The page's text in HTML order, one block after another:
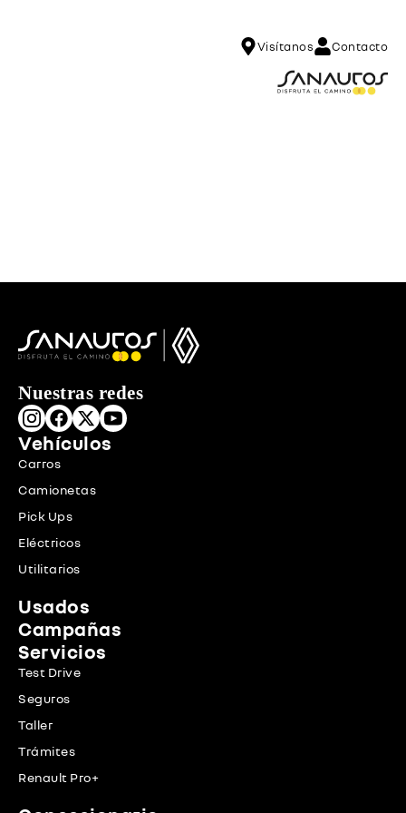
Visítanos Contacto
Nuestras redes
Vehículos
Carros
Camionetas
Pick Ups
Eléctricos
Utilitarios
Usados
Campañas
Servicios
Test Drive
Seguros
Taller
Trámites
Renault Pro+